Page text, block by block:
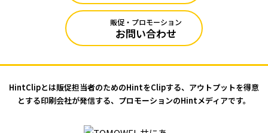
販促・プロモーション
お問い合わせ
HintClipとは販促担当者のためのHintをClipする、アウトプットを得意
とする印刷会社が発信する、プロモーションのHintメディアです。